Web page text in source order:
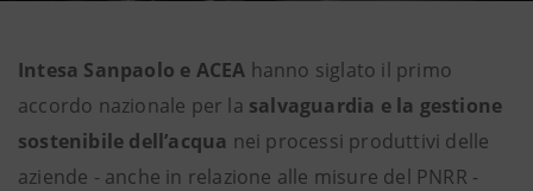
Intesa Sanpaolo e ACEA hanno siglato il primo
accordo nazionale per la salvaguardia e la gestione
sostenibile dell’acqua nei processi produttivi delle
aziende - anche in relazione alle misure del PNRR -